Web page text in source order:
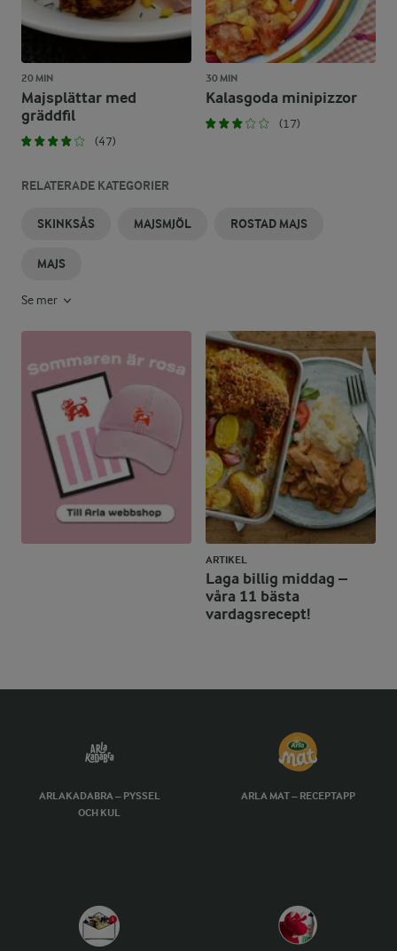
20 MIN
Majsplättar med
gräddfil
(47)
30 MIN
Kalasgoda minipizzor
(17)
RELATERADE KATEGORIER
SKINKSÅS MAJSMJÖL ROSTAD MAJS
MAJS
Se mer
ARTIKEL
Laga billig middag –
våra 11 bästa
vardagsrecept!
ARLAKADABRA – PYSSEL
OCH KUL
ARLA MAT – RECEPTAPP